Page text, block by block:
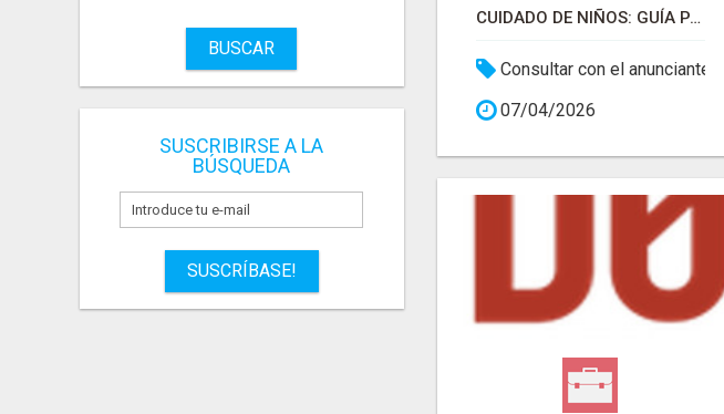
BUSCAR
SUSCRIBIRSE A LA
BÚSQUEDA
SUSCRÍBASE!
CUIDADO DE NIÑOS: GUÍA PARA ELEGIR CON CONFIANZA
Consultar con el anunciante
07/04/2026